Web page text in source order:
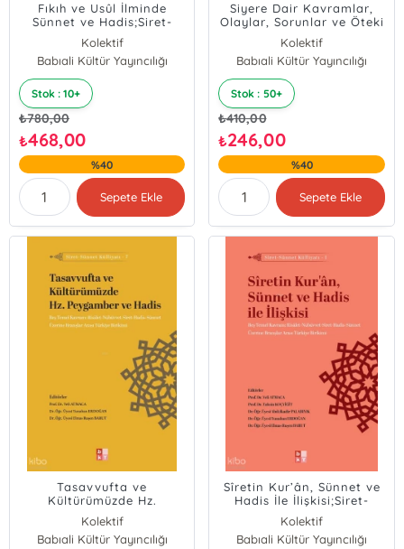
Fıkıh ve Usûl İlminde
Sünnet ve Hadis;Siret-
Sünnet Külliyatı - 6
Kolektif
Babıali Kültür Yayıncılığı
Stok : 10+
₺780,00
₺468,00
%40
Sepete Ekle
Siyere Dair Kavramlar,
Olaylar, Sorunlar ve Öteki
İle İlişkiler;Siret-Sünnet
Külliyatı - 2
Kolektif
Babıali Kültür Yayıncılığı
Stok : 50+
₺410,00
₺246,00
%40
Sepete Ekle
Tasavvufta ve
Kültürümüzde Hz.
Peygamber ve
Hadis;Siret-Sünnet
Külliyatı - 7
Kolektif
Babıali Kültür Yayıncılığı
Sîretin Kur’ân, Sünnet ve
Hadis İle İlişkisi;Siret-
Sünnet Külliyatı - 1
Kolektif
Babıali Kültür Yayıncılığı